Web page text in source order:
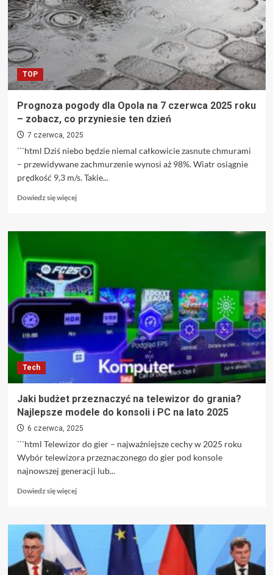
wypadkiem
—
zatrzymany
z
200
punktami
karnymi
[WIDEO]
TOP
Prognoza pogody dla Opola na 7 czerwca 2025 roku
– zobacz, co przyniesie ten dzień
7 czerwca, 2025
```html Dziś niebo będzie niemal całkowicie zasnute chmurami
– przewidywane zachmurzenie wynosi aż 98%. Wiatr osiągnie
prędkość 9,3 m/s. Takie...
Dowiedz się więcejDowiedz
o
dla
Opola
na
7
czerwca
2025
roku
–
zobacz,
przyniesie
dzień
Tech
Jaki budżet przeznaczyć na telewizor do grania?
Najlepsze modele do konsoli i PC na lato 2025
6 czerwca, 2025
```html Telewizor do gier – najważniejsze cechy w 2025 roku
Wybór telewizora przeznaczonego do gier pod konsole
najnowszej generacji lub...
Dowiedz się więcejDowiedz
o
budżet
przeznaczyć
na